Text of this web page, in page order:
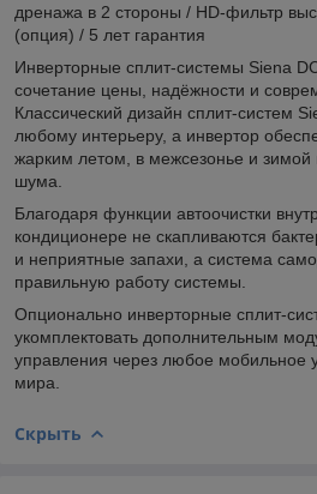
дренажа в 2 стороны / HD-фильтр
(опция) / 5 лет гарантия
Инверторные сплит-системы Siena
сочетание цены, надёжности и
Классический дизайн сплит-систем
любому интерьеру, а инвертор
жарким летом, в межсезонье и
шума.
Благодаря функции автоочистки
кондиционере не скапливаются
и неприятные запахи, а система
правильную работу системы.
Опционально инверторные сплит-
укомплектовать дополнительным
управления через любое мобильное
мира.
Скрыть